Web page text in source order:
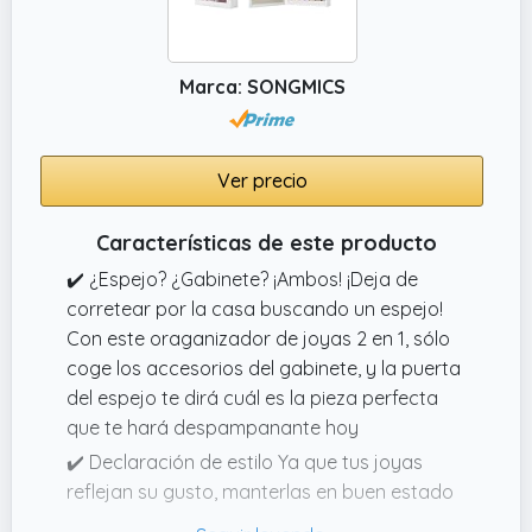
Marca: SONGMICS
Ver precio
Características de este producto
✔️ ¿Espejo? ¿Gabinete? ¡Ambos! ¡Deja de
corretear por la casa buscando un espejo!
Con este oraganizador de joyas 2 en 1, sólo
coge los accesorios del gabinete, y la puerta
del espejo te dirá cuál es la pieza perfecta
que te hará despampanante hoy
✔️ Declaración de estilo Ya que tus joyas
reflejan su gusto, manterlas en buen estado